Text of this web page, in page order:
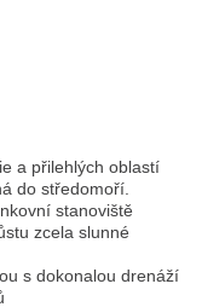
a přilehlých oblastí
do středomoří.
stanoviště
zcela slunné
s dokonalou drenáží